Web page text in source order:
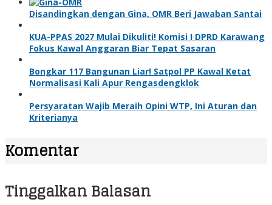
Disandingkan dengan Gina, OMR Beri Jawaban Santai
KUA-PPAS 2027 Mulai Dikuliti! Komisi I DPRD Karawang
Fokus Kawal Anggaran Biar Tepat Sasaran
Bongkar 117 Bangunan Liar! Satpol PP Kawal Ketat
Normalisasi Kali Apur Rengasdengklok
Persyaratan Wajib Meraih Opini WTP, Ini Aturan dan
Kriterianya
Komentar
Tinggalkan Balasan